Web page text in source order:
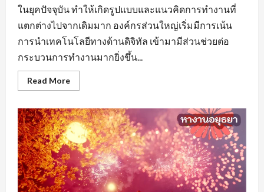
ในยุคปัจจุบัน ทำให้เกิดรูปแบบและแนวคิดการทำงานที่
แตกต่างไปจากเดิมมาก องค์กรส่วนใหญ่เริ่มมีการเน้น
การนำเทคโนโลยีทางด้านดิจิทัล เข้ามามีส่วนช่วยต่อ
กระบวนการทำงานมากยิ่งขึ้น...
Read MoreRead
more
งาน
นครปฐม
ยุค
ของ
AI
มี
ผล
ต่อ
การ
จ้าง